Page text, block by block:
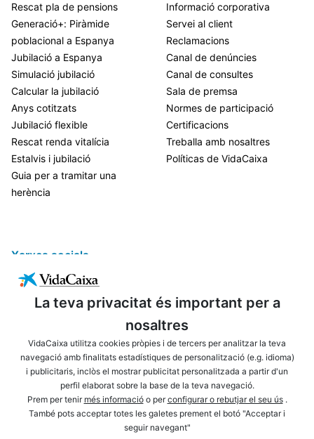
La teva privacitat és important per a
nosaltres
VidaCaixa utilitza cookies pròpies i de tercers per analitzar la teva
navegació amb finalitats estadístiques de personalització (e.g. idioma)
i publicitaris, inclòs el mostrar publicitat personalitzada a partir d'un
perfil elaborat sobre la base de la teva navegació.
Prem per tenir més informacióo perconfigurar o rebutjar el seu ús.
També pots acceptar totes les galetes prement el botó "Acceptar i
seguir navegant"
Rescat pla de pensions
Generació+: Piràmide
poblacional a Espanya
Jubilació a Espanya
Simulació jubilació
Calcular la jubilació
Anys cotitzats
Jubilació flexible
Rescat renda vitalícia
Estalvis i jubilació
Guia per a tramitar una
herència
Informació corporativa
Servei al client
Reclamacions
Canal de denúncies
Canal de consultes
Sala de premsa
Normes de participació
Certificacions
Treballa amb nosaltres
Políticas de VidaCaixa
Xarxes socials
ENLLAÇOS D'INTERÈS AVÍS LEGAL
PRIVACITAT POLÍTICA DE COOKIES
ACCESSIBILITAT